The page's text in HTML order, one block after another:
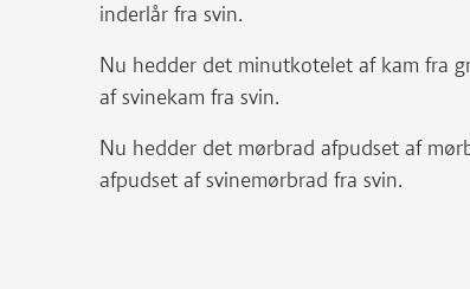
inderlår fra svin.
Nu hedder det minutkotelet af kam fra
af svinekam fra svin.
Nu hedder det mørbrad afpudset af
afpudset af svinemørbrad fra svin.